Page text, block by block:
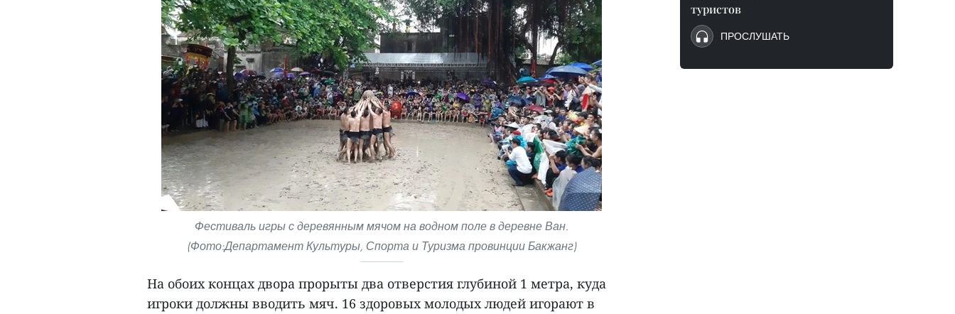
Фестиваль игры с деревянным мячом на водном поле в деревне Ван.
(Фото:Департамент Культуры, Спорта и Туризма провинции Бакжанг)
На обоих концах двора прорыты два отверстия глубиной 1 метра, куда
игроки должны вводить мяч. 16 здоровых молодых людей игорают в
туристов
ПРОСЛУШАТЬ